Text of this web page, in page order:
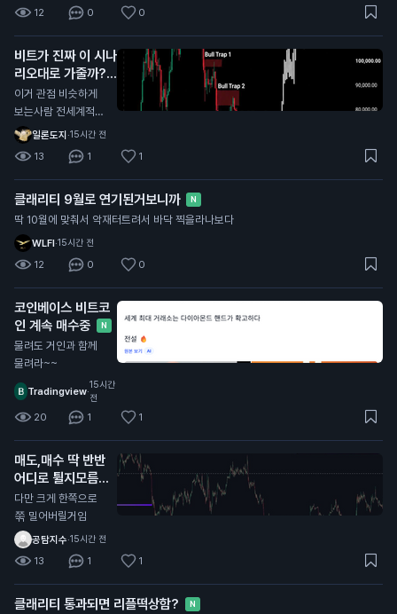
12 0 0
비트가 진짜 이 시나
리오대로 가줄까?
N
이거 관점 비슷하게
보는사람 전세계적으
로 너무 많던데
일론도지·15시간 전
13 1 1
클래리티 9월로 연기된거보니까 N
딱 10월에 맞춰서 악재터트려서 바닥 찍을라나보다
WLFI·15시간 전
12 0 0
코인베이스 비트코
인 계속 매수중
N
물려도 거인과 함께
물려라~~
Tradingview·
15시간
전
20 1 1
매도,매수 딱 반반
어디로 튈지모름
N
다만 크게 한쪽으로
쭊 밀어버릴거임
공탐지수·15시간 전
13 1 1
클래리티 통과되면 리플떡상함? N